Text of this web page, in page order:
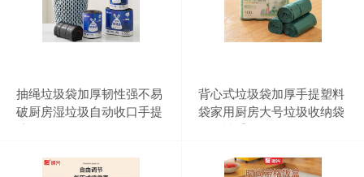
抽绳垃圾袋加厚韧性强不易
破厨房湿垃圾自动收口手提
背心式垃圾袋加厚手提塑料
袋家用厨房大号垃圾收纳袋